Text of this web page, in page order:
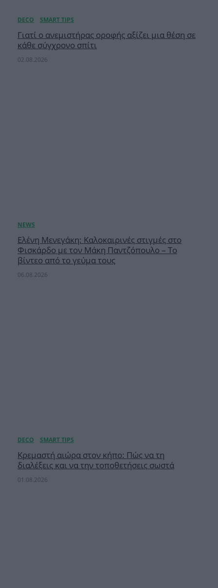
Γιατί ο ανεμιστήρας οροφής αξίζει μια θέση σε
κάθε σύγχρονο σπίτι
02.08.2026
Ελένη Μενεγάκη: Καλοκαιρινές στιγμές στο
Φισκάρδο με τον Μάκη Παντζόπουλο – Το
βίντεο από το γεύμα τους
06.08.2026
Κρεμαστή αιώρα στον κήπο: Πώς να τη
διαλέξεις και να την τοποθετήσεις σωστά
01.08.2026